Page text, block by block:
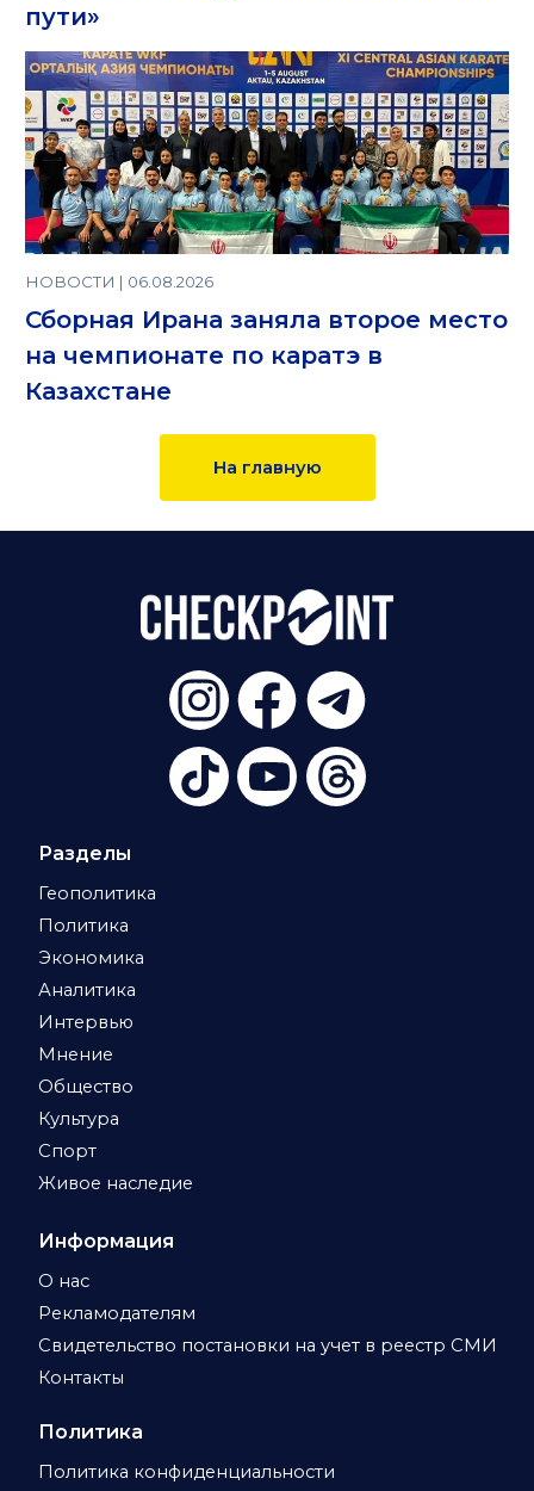
пути»
НОВОСТИ | 06.08.2026
Сборная Ирана заняла второе место
на чемпионате по каратэ в
Казахстане
На главную
Разделы
Геополитика
Политика
Экономика
Аналитика
Интервью
Мнение
Общество
Культура
Спорт
Живое наследие
Информация
О нас
Рекламодателям
Свидетельство постановки на учет в реестр СМИ
Контакты
Политика
Политика конфиденциальности